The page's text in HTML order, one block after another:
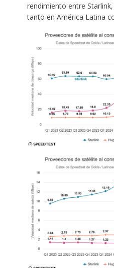
rendimiento entre
tanto en América Latina